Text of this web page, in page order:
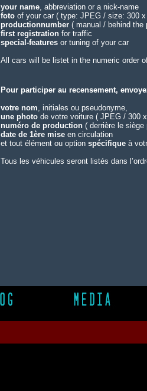
your name, abbreviation or a nick-name
foto of your car ( type: JPEG / size: 300
productionnumber ( manual / behind the
first registration for traffic
special-features or tuning of your car
All cars will be listet in the numeric order
Pour participer au recensement,
votre nom, initiales ou pseudonyme,
une photo de votre voiture ( JPEG / 300
numéro de production ( derrière le siège
date de 1ère mise en circulation
et tout élément ou option spécifique à
Tous les véhicules seront listés dans